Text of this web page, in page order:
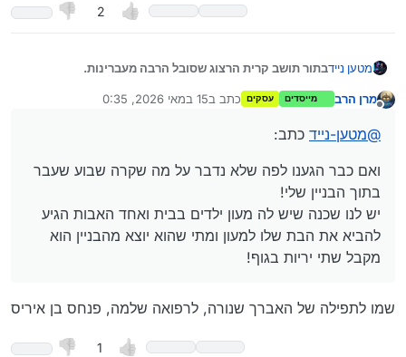
2
מטען ניידבתור תושב קרית הרצוג שסובל הרבה מעברינות.
אם כבר יש לי את הבמה הזאת של תושבי בני ברק ואולי גם
רציתי לשאול אותכם
ואם כבר הגענו לפה שלא נדבר על מה שקרה שבוע שעבר
בתוך הבניין שלי!
יש לנו שכנה שיש לה מעון ילדים בבית ואחד האבות הגיע להביא
את הבת שלו למעון ומתי שהוא יוצא מהבניין הוא מקבל שתי
יריות בגוף!
?עד מתי?
הבאתי לכם דוגמית קטנה ממה שקרה שם!
ועכשיו האברך הזה יושב בבית חולים!
מנותק
מרן הרב מייסדים עסקים כתב ב15 במאי 2026, 0:35
נערך לאחרונה על ידי
@מטען-נייד כתב:
ואם כבר הגענו לפה שלא נדבר על מה שקרה שבוע שעבר
בתוך הבניין שלי!
יש לנו שכנה שיש לה מעון ילדים בבית ואחד האבות הגיע
להביא את הבת שלו למעון ומתי שהוא יוצא מהבניין הוא
מקבל שתי יריות בגוף!
שמו לתפילה של האברך שנורה, לרפואה שלמה, פנחס בן איריס
1